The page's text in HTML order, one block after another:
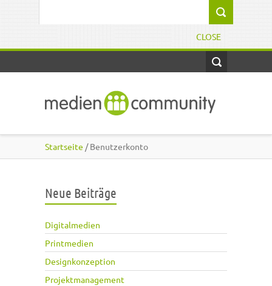
CLOSE
Startseite / Benutzerkonto
Neue Beiträge
Digitalmedien
Printmedien
Designkonzeption
Projektmanagement